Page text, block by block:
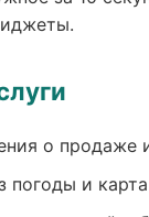
о продаже
погоды и